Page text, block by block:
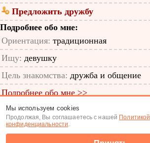
Предложить дружбу
Подробнее обо мне:
Ориентация: традиционная
Ищу: девушку
Цель знакомства: дружба и общение
Подробнее обо мне >>
ID анкеты: 11363470
Знакомства|Поиск анкет
Мы используем cookies
Продолжая, Вы соглашаетесь с нашей Политикой
конфиденциальности.